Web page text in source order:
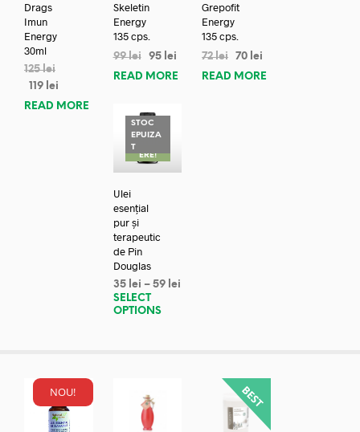
Drags
Imun
Energy
30ml
125lei
119 lei
READ MORE
Skeletin
Energy
135 cps.
99lei 95 lei
READ MORE
Grepofit
Energy
135 cps.
72lei 70 lei
READ MORE
STOC
EPUIZA
TREDUC
ERE!
Ulei
esențial
pur și
terapeutic
de Pin
Douglas
35 lei – 59 lei
SELECT
OPTIONS
NOU!